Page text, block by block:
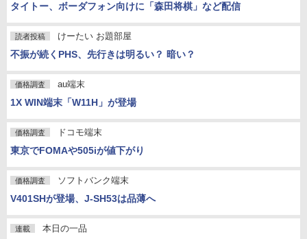
タイトー、ボーダフォン向けに「森田将棋」など配信
読者投稿 けーたい お題部屋
不振が続くPHS、先行きは明るい？ 暗い？
価格調査 au端末
1X WIN端末「W11H」が登場
価格調査 ドコモ端末
東京でFOMAや505iが値下がり
価格調査 ソフトバンク端末
V401SHが登場、J-SH53は品薄へ
連載 本日の一品